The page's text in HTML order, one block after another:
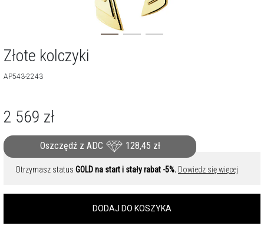
Złote kolczyki
AP543-2243
2 569 zł
Oszczędź z ADC 128,45 zł
Otrzymasz status GOLD na start i stały rabat -5%. Dowiedz się więcej
DODAJ DO KOSZYKA